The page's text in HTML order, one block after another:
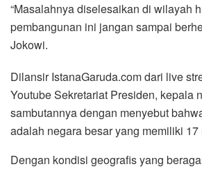
“Masalahnya diselesaikan di wilayah
pembangunan ini jangan sampai
Jokowi.
Dilansir IstanaGaruda.com dari live
Youtube Sekretariat Presiden, kepala
sambutannya dengan menyebut
adalah negara besar yang memiliki
Dengan kondisi geografis yang